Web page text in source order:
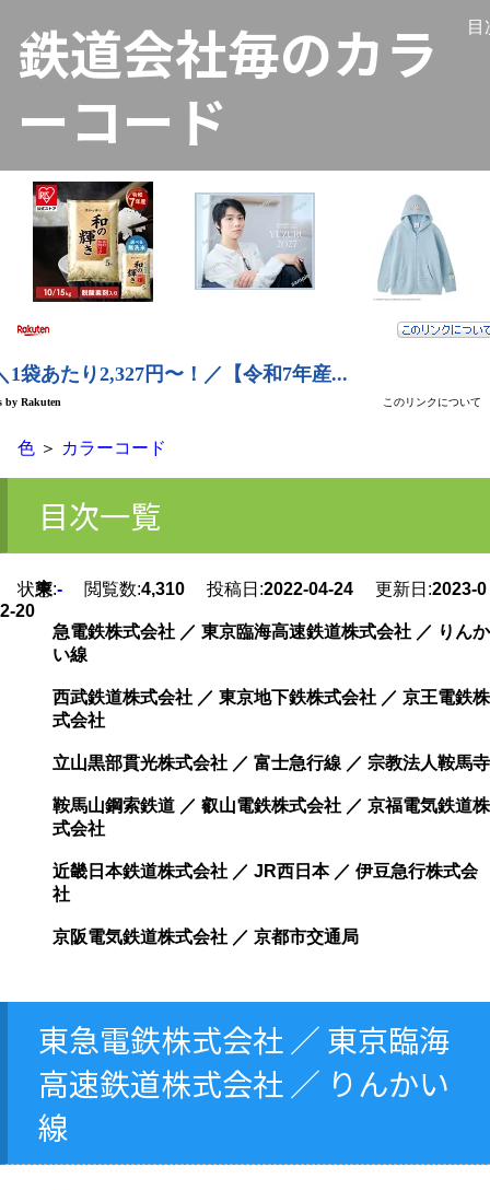
鉄道会社毎のカラ
ーコード
色 ＞ カラーコード
目
目次一覧
状態:- 閲覧数:4,310 投稿日:2022-04-24 更新日:2023-0
2-20
東
急電鉄株式会社 ／ 東京臨海高速鉄道株式会社 ／ りんか
い線
西武鉄道株式会社 ／ 東京地下鉄株式会社 ／ 京王電鉄株
式会社
立山黒部貫光株式会社 ／ 富士急行線 ／ 宗教法人鞍馬寺
鞍馬山鋼索鉄道 ／ 叡山電鉄株式会社 ／ 京福電気鉄道株
式会社
近畿日本鉄道株式会社 ／ JR西日本 ／ 伊豆急行株式会
社
京阪電気鉄道株式会社 ／ 京都市交通局
東急電鉄株式会社 ／ 東京臨海
高速鉄道株式会社 ／ りんかい
線